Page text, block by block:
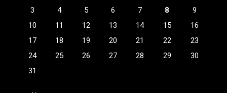
3
4 5 6 7 8
9
10
11 12 13 14 15
16
17
18 19 20 21 22
23
24
25 26 27 28 29
30
31